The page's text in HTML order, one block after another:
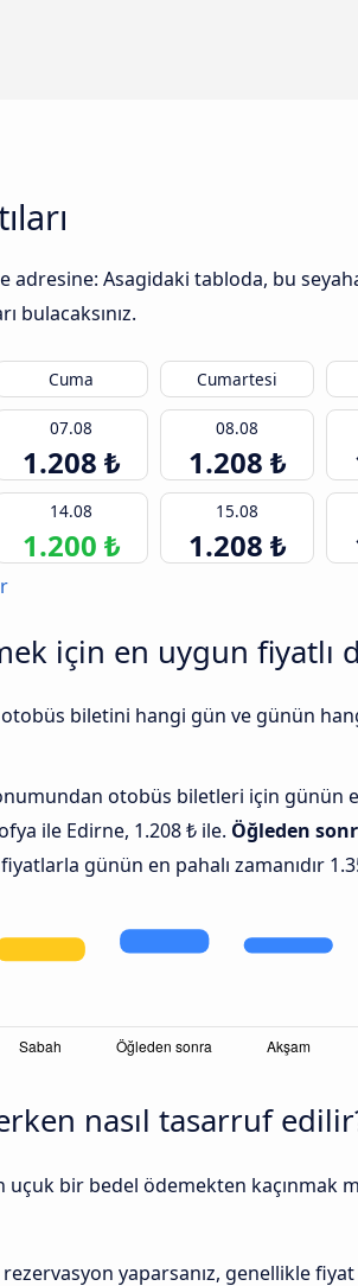
adresine: Asagidaki tabloda, bu
bulacaksınız.
Cuma Cumartesi
07.08
1.208 ₺
08.08
1.208 ₺
14.08
1.200 ₺
15.08
1.208 ₺
için en uygun fiyatlı
biletini hangi gün ve günün
otobüs biletleri için günün
ile Edirne, 1.208 ₺ ile. Öğleden
günün en pahalı zamanıdır
nasıl tasarruf
bir bedel ödemekten kaçınmak
yaparsanız, genellikle